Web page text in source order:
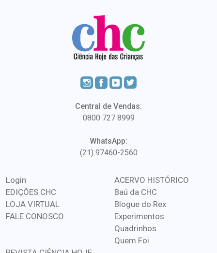
Central de Vendas:
0800 727 8999
WhatsApp:
(21) 97460-2560
Login
EDIÇÕES CHC
LOJA VIRTUAL
FALE CONOSCO
ACERVO HISTÓRICO
Baú da CHC
Blogue do Rex
Experimentos
Quadrinhos
Quem Foi